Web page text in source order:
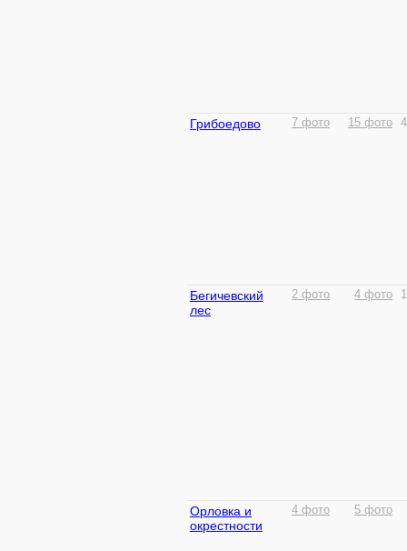
Грибоедово 7 фото 15 фото 4
Бегичевский
лес
2 фото 4 фото 1
Орловка и
окрестности
4 фото 5 фото